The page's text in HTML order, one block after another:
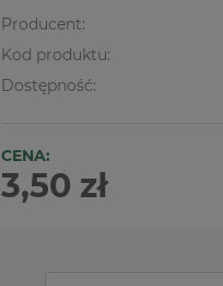
Producent:
Kod produktu:
Dostępność:
CENA:
3,50 zł